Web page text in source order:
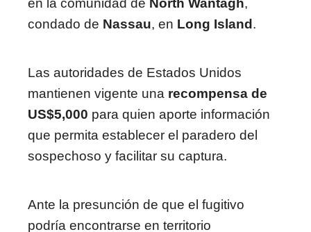
en la comunidad de North Wantagh,
condado de Nassau, en Long Island .
Las autoridades de Estados Unidos
mantienen vigente una recompensa de
US$5,000 para quien aporte información
que permita establecer el paradero del
sospechoso y facilitar su captura.
Ante la presunción de que el fugitivo
podría encontrarse en territorio